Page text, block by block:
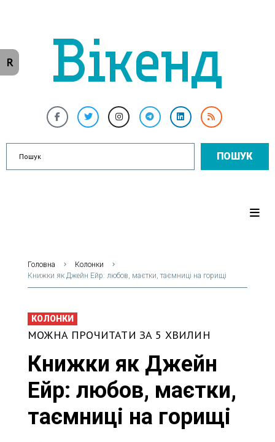
ПОШУК
Головна
Колонки
Книжки як Джейн Ейр: любов, маєтки, таємниці на горищі
КОЛОНКИ
МОЖНА ПРОЧИТАТИ ЗА 5 ХВИЛИН
Книжки як Джейн
Ейр: любов, маєтки,
таємниці на горищі
R